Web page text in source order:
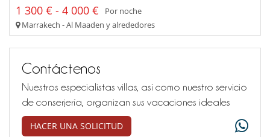
1 300 € - 4 000 €
Por noche
Marrakech - Al Maaden y alrededores
Contáctenos
Nuestros especialistas villas, así como nuestro servicio
de conserjería, organizan sus vacaciones ideales
HACER UNA SOLICITUD